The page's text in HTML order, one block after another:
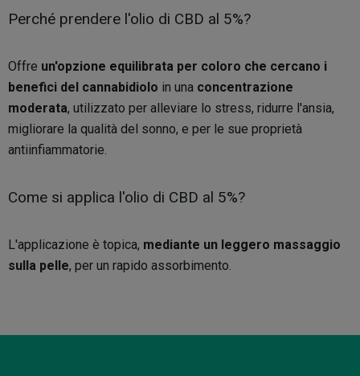
Perché prendere l'olio di CBD al 5%?
Offre un'opzione equilibrata per coloro che cercano i
benefici del cannabidiolo in una concentrazione
moderata, utilizzato per alleviare lo stress, ridurre l'ansia,
migliorare la qualità del sonno, e per le sue proprietà
antiinfiammatorie.
Come si applica l'olio di CBD al 5%?
L'applicazione è topica, mediante un leggero massaggio
sulla pelle, per un rapido assorbimento.